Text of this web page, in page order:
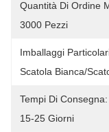
Quantità Di Ordine
3000 Pezzi
Imballaggi
Scatola Bianca/
Tempi Di Consegna:
15-25 Giorni